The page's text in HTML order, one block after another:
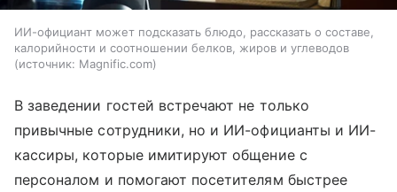
ИИ-официант может подсказать блюдо, рассказать о составе,
калорийности и соотношении белков, жиров и углеводов
источник: Magnific.com
В заведении гостей встречают не только
привычные сотрудники, но и ИИ-официанты и ИИ-
кассиры, которые имитируют общение с
персоналом и помогают посетителям быстрее